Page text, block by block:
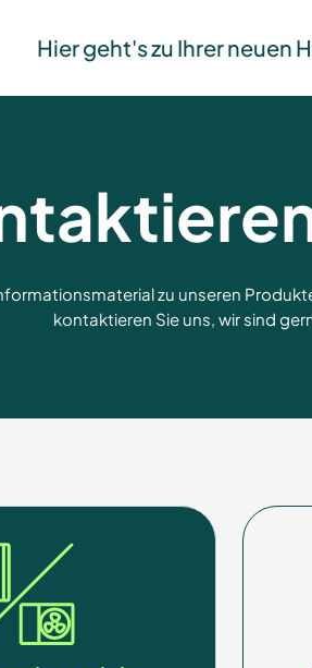
Hier geht's zu Ihrer neuen
zu unseren
kontaktieren Sie uns, wir sind